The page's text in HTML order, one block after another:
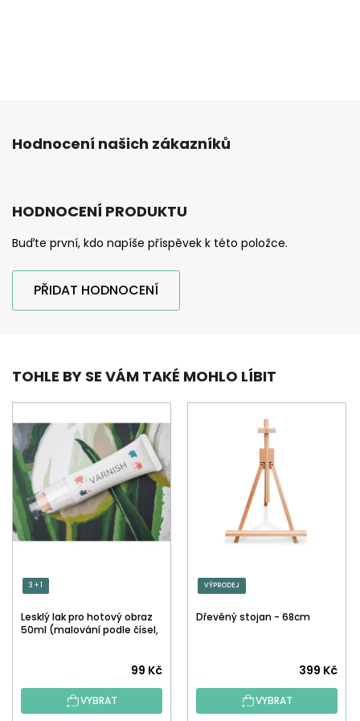
Hodnocení našich zákazníků
HODNOCENÍ PRODUKTU
Buďte první, kdo napíše příspěvek k této položce.
PŘIDAT HODNOCENÍ
TOHLE BY SE VÁM TAKÉ MOHLO LÍBIT
3 + 1
Lesklý lak pro hotový obraz
50ml (malování podle čísel,
hodnocení
produktu
99 Kč
VYBRAT
VÝPRODEJ
Dřevěný stojan - 68cm
399 Kč
VYBRAT